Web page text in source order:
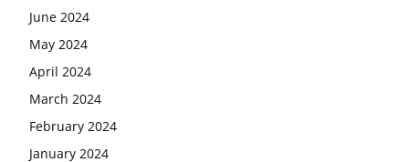
June 2024
May 2024
April 2024
March 2024
February 2024
January 2024